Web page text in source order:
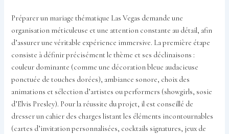
Préparer un mariage thématique Las Vegas demande une
organisation méticuleuse et une attention constante au détail, afin
d’assurer une véritable expérience immersive. La première étape
consiste à définir précisément le thème et ses déclinaisons :
couleur dominante (comme une décoration bleue audacieuse
ponctuée de touches dorées), ambiance sonore, choix des
animations et sélection d’artistes ou performers (showgirls, sosie
d’Elvis Presley). Pour la réussite du projet, il est conseillé de
dresser un cahier des charges listant les éléments incontournables
(cartes d’invitation personnalisées, cocktails signatures, jeux de